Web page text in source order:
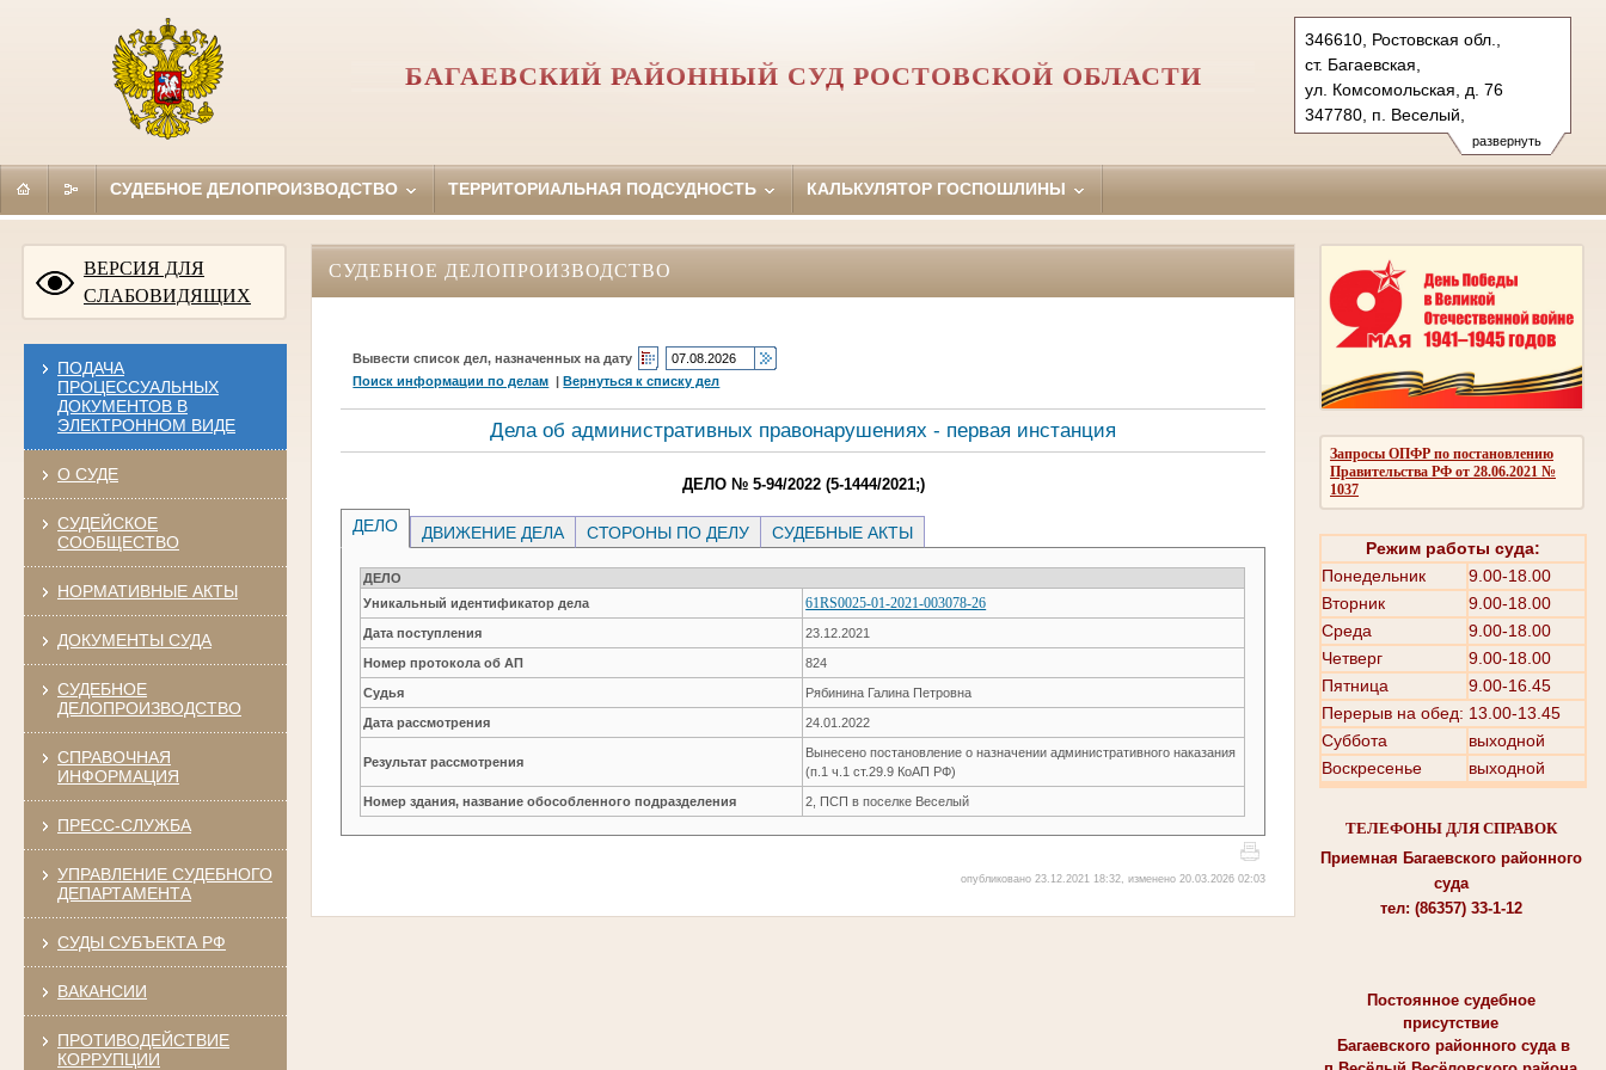
развернуть
346610, Ростовская обл.,
ст. Багаевская,
ул. Комсомольская, д. 76
347780, п. Веселый,
пер. Комсомольский, д. 51
Тел.: (86357) 3-36-33, 3-31-53,
bagaevsky.ros@sudrf.ru
показать на карте
БАГАЕВСКИЙ РАЙОННЫЙ СУД РОСТОВСКОЙ ОБЛАСТИ
СУДЕБНОЕ ДЕЛОПРОИЗВОДСТВО ТЕРРИТОРИАЛЬНАЯ ПОДСУДНОСТЬ КАЛЬКУЛЯТОР ГОСПОШЛИНЫ
ВЕРСИЯ ДЛЯ
СЛАБОВИДЯЩИХ
ПОДАЧА
ПРОЦЕССУАЛЬНЫХ
ДОКУМЕНТОВ В
ЭЛЕКТРОННОМ ВИДЕ
О СУДЕ
СУДЕЙСКОЕ
СООБЩЕСТВО
НОРМАТИВНЫЕ АКТЫ
ДОКУМЕНТЫ СУДА
СУДЕБНОЕ
ДЕЛОПРОИЗВОДСТВО
СПРАВОЧНАЯ
ИНФОРМАЦИЯ
ПРЕСС-СЛУЖБА
УПРАВЛЕНИЕ СУДЕБНОГО
ДЕПАРТАМЕНТА
СУДЫ СУБЪЕКТА РФ
ВАКАНСИИ
ПРОТИВОДЕЙСТВИЕ
КОРРУПЦИИ
Запросы ОПФР по постановлению
Правительства РФ от 28.06.2021 №
1037
Режим работы суда:
Понедельник
9.00-18.00
Вторник
9.00-18.00
Среда
9.00-18.00
Четверг
9.00-18.00
Пятница
9.00-16.45
Перерыв на обед: 13.00-13.45
Суббота
выходной
Воскресенье
выходной
ТЕЛЕФОНЫ ДЛЯ СПРАВОК
Приемная Багаевского районного
суда
тел: (86357) 33-1-12
Постоянное судебное
присутствие
Багаевского районного суда в
СУДЕБНОЕ ДЕЛОПРОИЗВОДСТВО
Вывести список дел, назначенных на дату
Поиск информации по делам |Вернуться к списку дел
Дела об административных правонарушениях - первая инстанция
ДЕЛО № 5-94/2022 (5-1444/2021;)
ДЕЛО ДВИЖЕНИЕ ДЕЛА СТОРОНЫ ПО ДЕЛУ СУДЕБНЫЕ АКТЫ
ДЕЛО
Уникальный идентификатор дела
61RS0025-01-2021-003078-26
Дата поступления 23.12.2021
Номер протокола об АП 824
Судья Рябинина Галина Петровна
Дата рассмотрения 24.01.2022
Результат рассмотрения
Вынесено постановление о назначении административного наказания
(п.1 ч.1 ст.29.9 КоАП РФ)
Номер здания, название обособленного подразделения 2, ПСП в поселке Веселый
опубликовано 23.12.2021 18:32, изменено 20.03.2026 02:03